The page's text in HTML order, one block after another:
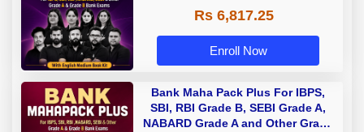
Rs 6,817.25
Enroll Now
Bank Maha Pack Plus For IBPS,
SBI, RBI Grade B, SEBI Grade A,
NABARD Grade A and Other Grade